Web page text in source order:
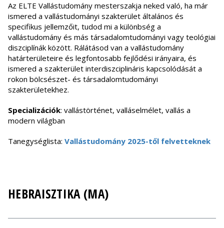
Az ELTE Vallástudomány mesterszakja neked való, ha már
ismered a vallástudományi szakterület általános és
specifikus jellemzőit, tudod mi a különbség a
vallástudomány és más társadalomtudományi vagy teológiai
diszciplínák között. Rálátásod van a vallástudomány
határterületeire és legfontosabb fejlődési irányaira, és
ismered a szakterület interdiszciplináris kapcsolódását a
rokon bölcsészet- és társadalomtudományi
szakterületekhez.
Specializációk: vallástörténet, valláselmélet, vallás a
modern világban
Tanegységlista: Vallástudomány 2025-től felvetteknek
HEBRAISZTIKA (MA)